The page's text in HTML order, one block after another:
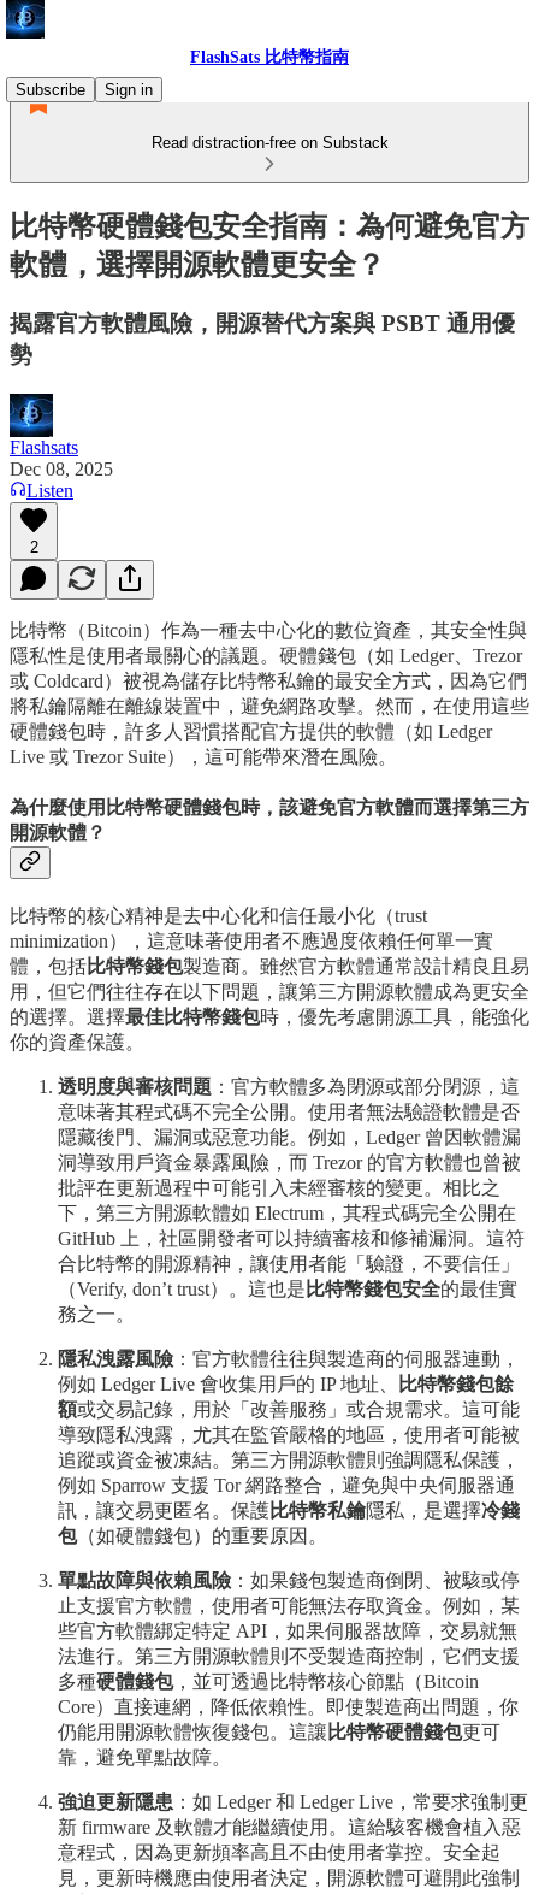
FlashSats 比特幣指南
Subscribe
Sign in
Read distraction-free on Substack
比特幣硬體錢包安全指南：為何避免官方
軟體，選擇開源軟體更安全？
揭露官方軟體風險，開源替代方案與 PSBT 通用優
勢
Flashsats
Dec 08, 2025
Listen
2
比特幣（Bitcoin）作為一種去中心化的數位資產，其安全性與
隱私性是使用者最關心的議題。硬體錢包（如 Ledger、Trezor
或 Coldcard）被視為儲存比特幣私鑰的最安全方式，因為它們
將私鑰隔離在離線裝置中，避免網路攻擊。然而，在使用這些
硬體錢包時，許多人習慣搭配官方提供的軟體（如 Ledger
Live 或 Trezor Suite），這可能帶來潛在風險。
為什麼使用比特幣硬體錢包時，該避免官方軟體而選擇第三方
開源軟體？
比特幣的核心精神是去中心化和信任最小化（trust
minimization），這意味著使用者不應過度依賴任何單一實
體，包括比特幣錢包製造商。雖然官方軟體通常設計精良且易
用，但它們往往存在以下問題，讓第三方開源軟體成為更安全
的選擇。選擇最佳比特幣錢包時，優先考慮開源工具，能強化
你的資產保護。
透明度與審核問題 ：官方軟體多為閉源或部分閉源，這
意味著其程式碼不完全公開。使用者無法驗證軟體是否
隱藏後門、漏洞或惡意功能。例如，Ledger 曾因軟體漏
洞導致用戶資金暴露風險，而 Trezor 的官方軟體也曾被
批評在更新過程中可能引入未經審核的變更。相比之
下，第三方開源軟體如 Electrum，其程式碼完全公開在
GitHub 上，社區開發者可以持續審核和修補漏洞。這符
合比特幣的開源精神，讓使用者能「驗證，不要信任」
（Verify, don’t trust）。這也是 比特幣錢包安全的最佳實
務之一。
隱私洩露風險 ：官方軟體往往與製造商的伺服器連動，
例如 Ledger Live 會收集用戶的 IP 地址、
比特幣錢包餘
額或交易記錄，用於「改善服務」或合規需求。這可能
導致隱私洩露，尤其在監管嚴格的地區，使用者可能被
追蹤或資金被凍結。第三方開源軟體則強調隱私保護，
例如 Sparrow 支援 Tor 網路整合，避免與中央伺服器通
訊，讓交易更匿名。保護比特幣私鑰隱私，是選擇冷錢
包（如硬體錢包）的重要原因。
單點故障與依賴風險 ：如果錢包製造商倒閉、被駭或停
止支援官方軟體，使用者可能無法存取資金。例如，某
些官方軟體綁定特定 API，如果伺服器故障，交易就無
法進行。第三方開源軟體則不受製造商控制，它們支援
多種硬體錢包，並可透過比特幣核心節點（Bitcoin
Core）直接連網，降低依賴性。即使製造商出問題，你
仍能用開源軟體恢復錢包。這讓 比特幣硬體錢包更可
靠，避免單點故障。
強迫更新隱患 ：如 Ledger 和 Ledger Live，常要求強制更
新 firmware 及軟體才能繼續使用。這給駭客機會植入惡
意程式，因為更新頻率高且不由使用者掌控。安全起
見，更新時機應由使用者決定，開源軟體可避開此強制